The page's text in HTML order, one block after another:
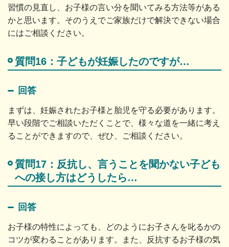
習慣の見直し、お子様の言い分を聞いてみる方法等がある
かと思います。そのうえでご家族だけで解決できない場合
にはご相談ください。
質問16：子どもが妊娠したのですが…
回答
まずは、妊娠されたお子様と胎児を守る必要があります。
早い段階でご相談いただくことで、様々な道を一緒に考え
ることができますので、ぜひ、ご相談ください。
質問17：反抗し、言うことを聞かない子ども
への接し方はどうしたら…
回答
お子様の特性によっても、どのようにお子さんを叱るかの
コツが変わることがあります。また、反抗するお子様の気